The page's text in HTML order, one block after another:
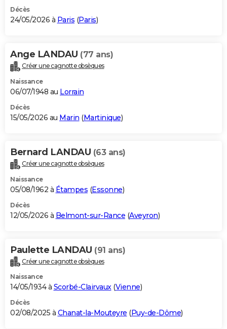
S'inscrire
Se connecter
Lycées
Collèges
Primaires
Universités
Entreprises
Service militaire
Avis de recherche
AVIS DE DÉCÈS
Bricolage
Lifestyle
Culture
Sport
Auto
Television
Voyage
Cinema
Décès
24/05/2026 à Paris (Paris)
Ange LANDAU (77 ans)
Créer une cagnotte obsèques
Naissance
06/07/1948 au Lorrain
Décès
15/05/2026 au Marin (Martinique)
Bernard LANDAU (63 ans)
Créer une cagnotte obsèques
Naissance
05/08/1962 à Étampes (Essonne)
Décès
12/05/2026 à Belmont-sur-Rance (Aveyron)
Paulette LANDAU (91 ans)
Créer une cagnotte obsèques
Naissance
14/05/1934 à Scorbé-Clairvaux(Vienne)
Décès
02/08/2025 à Chanat-la-Mouteyre (Puy-de-Dôme)